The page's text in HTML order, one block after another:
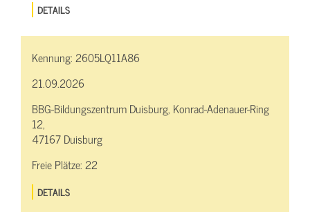
DETAILS
Kennung:2605LQ11A86
21.09.2026
BBG-Bildungszentrum Duisburg, Konrad-Adenauer-Ring
12,
47167 Duisburg
Freie Plätze:22
DETAILS